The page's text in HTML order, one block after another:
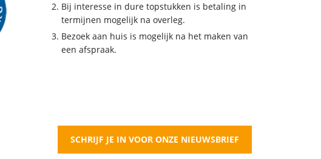
Bij interesse in dure topstukken is betaling in
termijnen mogelijk na overleg.
Bezoek aan huis is mogelijk na het maken van
een afspraak.
SCHRIJF JE IN VOOR ONZE NIEUWSBRIEF